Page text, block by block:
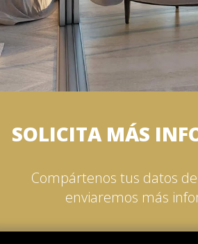
SOLICITA MÁS
Compártenos tus datos
enviaremos más